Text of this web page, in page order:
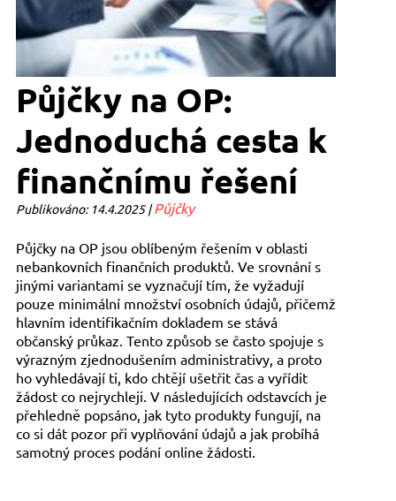
Půjčky na OP:
Jednoduchá cesta k
finančnímu řešení
Publikováno: 14.4.2025 |Půjčky
Půjčky na OP jsou oblíbeným řešením v oblasti
nebankovních finančních produktů. Ve srovnání s
jinými variantami se vyznačují tím, že vyžadují
pouze minimální množství osobních údajů, přičemž
hlavním identifikačním dokladem se stává
občanský průkaz. Tento způsob se často spojuje s
výrazným zjednodušením administrativy, a proto
ho vyhledávají ti, kdo chtějí ušetřit čas a vyřídit
žádost co nejrychleji. V následujících odstavcích je
přehledně popsáno, jak tyto produkty fungují, na
co si dát pozor při vyplňování údajů a jak probíhá
samotný proces podání online žádosti.